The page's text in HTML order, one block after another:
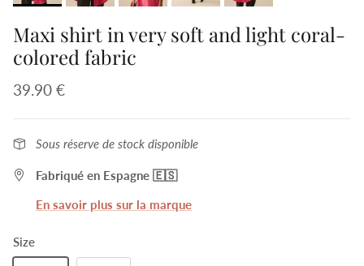
Maxi shirt in very soft and light coral-
colored fabric
39.90 €
Sous réserve de stock disponible
Fabriqué en Espagne 🇪🇸
En savoir plus sur la marque
Size